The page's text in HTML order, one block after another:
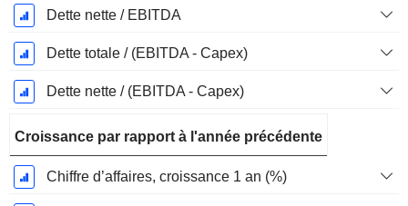
Dette nette / EBITDA
Dette totale / (EBITDA - Capex)
Dette nette / (EBITDA - Capex)
Croissance par rapport à l'année précédente
Chiffre d’affaires, croissance 1 an (%)